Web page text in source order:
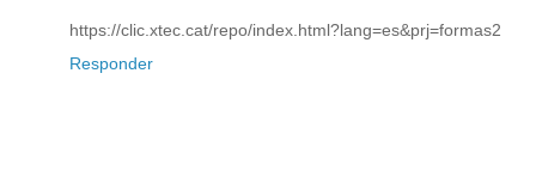
https://clic.xtec.cat/repo/index.html?lang=es&prj=formas2
Responder